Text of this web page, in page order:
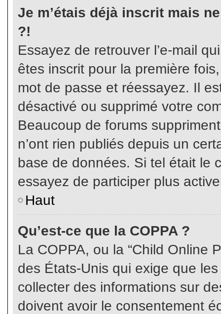
Je m’étais déjà inscrit mais
?!
Essayez de retrouver l’e-mail
êtes inscrit pour la première
mot de passe et réessayez. Il
désactivé ou supprimé votre
Beaucoup de forums
n’ont rien publiés depuis un
base de données. Si tel était le
essayez de participer plus
Haut
Qu’est-ce que la COPPA ?
La COPPA, ou la “Child Online
des États-Unis qui exige que
collecter des informations sur
doivent avoir le consentement